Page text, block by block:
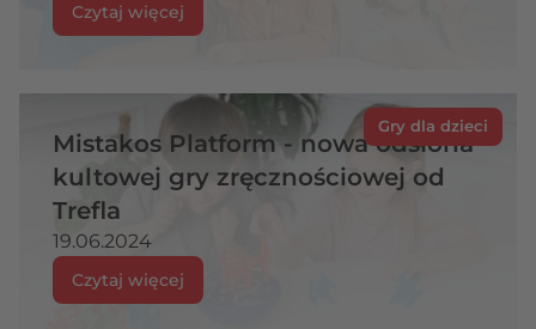
Czytaj więcej
Mistakos Platform - nowa odsłona
kultowej gry zręcznościowej od
Trefla
19.06.2024
Czytaj więcej
Gry dla dzieci